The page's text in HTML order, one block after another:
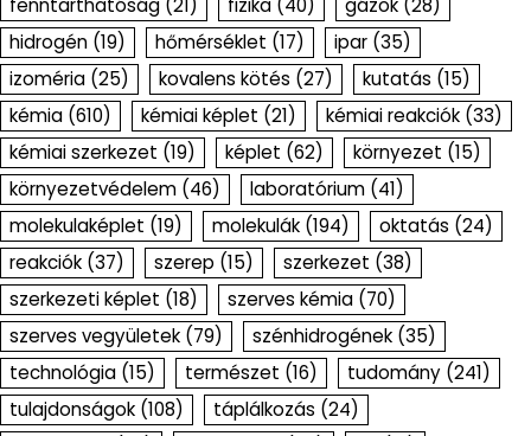
hidrogén (19) hőmérséklet (17) ipar (35)
izoméria (25) kovalens kötés (27) kutatás (15)
kémia (610) kémiai képlet (21) kémiai reakciók (33)
kémiai szerkezet (19) képlet (62) környezet (15)
környezetvédelem (46) laboratórium (41)
molekulaképlet (19) molekulák (194) oktatás (24)
reakciók (37) szerep (15) szerkezet (38)
szerkezeti képlet (18) szerves kémia (70)
szerves vegyületek (79) szénhidrogének (35)
technológia (15) természet (16) tudomány (241)
tulajdonságok (108) táplálkozás (24)